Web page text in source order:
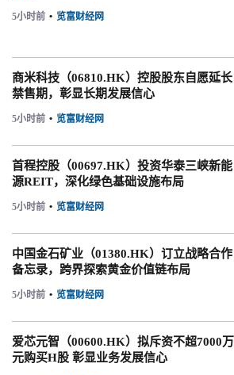
5小时前 • 览富财经网
商米科技（06810.HK）控股股东自愿延长
禁售期，彰显长期发展信心
5小时前 • 览富财经网
首程控股（00697.HK）投资华泰三峡新能
源REIT，深化绿色基础设施布局
5小时前 • 览富财经网
中国金石矿业（01380.HK）订立战略合作
备忘录，跨界探索黄金价值链布局
5小时前 • 览富财经网
爱芯元智（00600.HK）拟斥资不超7000万
元购买H股 彰显业务发展信心